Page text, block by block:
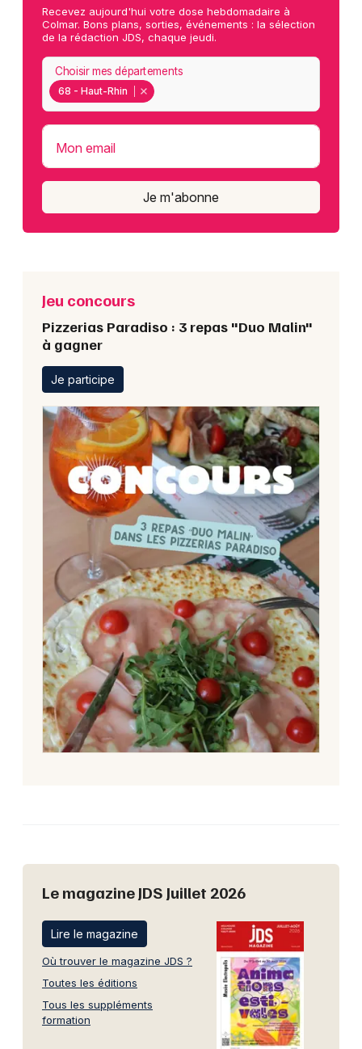
Recevez aujourd'hui votre dose hebdomadaire à
Colmar. Bons plans, sorties, événements : la sélection
de la rédaction JDS, chaque jeudi.
68 - Haut-Rhin
Choisir mes départements
Mon email
Je m'abonne
Jeu concours
Pizzerias Paradiso : 3 repas "Duo Malin"
à gagner
Je participe
Le magazine JDS Juillet 2026
Lire le magazine
Où trouver le magazine JDS ?
Toutes les éditions
Tous les suppléments
formation